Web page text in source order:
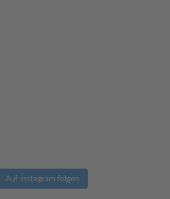
Auf Instagram folgen